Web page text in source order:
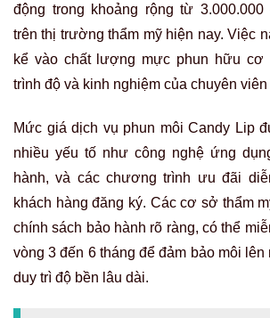
động trong khoảng rộng từ
trên thị trường thẩm mỹ hiện nay. Việc
kể vào chất lượng mực phun hữu cơ
trình độ và kinh nghiệm của chuyên
Mức giá dịch vụ phun môi Candy Lip
nhiều yếu tố như công nghệ ứng
hành, và các chương trình ưu đãi
khách hàng đăng ký. Các cơ sở thẩm
chính sách bảo hành rõ ràng, có thể
vòng 3 đến 6 tháng để đảm bảo môi lên
duy trì độ bền lâu dài.